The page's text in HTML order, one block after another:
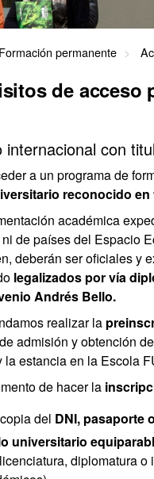
Formación permanente
de acceso
internacional con
a un programa de
reconocido en
académica
de países del Espacio
deberán ser oficiales y
legalizados por vía
Andrés Bello.
realizar la
admisión y obtención
la estancia en la Escola
de hacer la
del DNI, pasaporte
universitario
diplomatura